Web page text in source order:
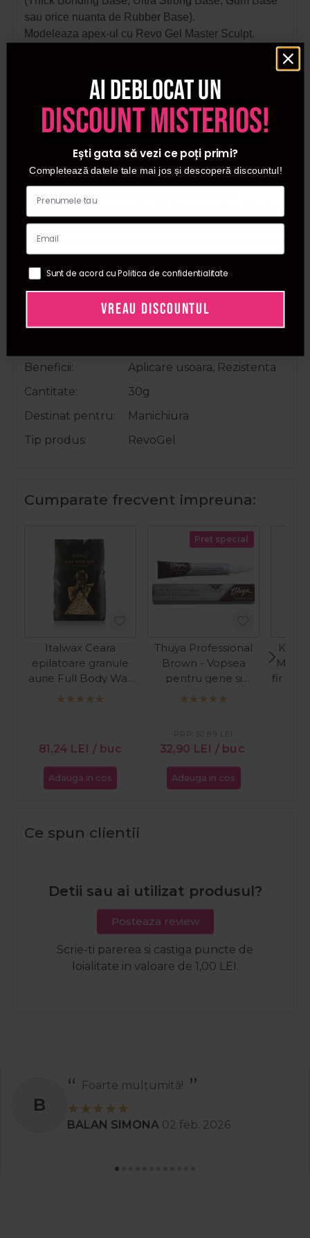
sau orice nuanta de Rubber Base).
Modeleaza apex-ul cu Revo Gel Master Sculpt.
Incearca Revo Gel Master Sculpt si transforma
fiecare manichiura intr-o opera de arta durabila si
impecabila!
Toate produsele achizitionate de pe site-ul nostru
sunt originale.
Detalii
SKU
C7915
RevoGel
Beneficii
Aplicare usoara, Rezistenta
Cantitate
30g
Destinat pentru
Manichiura
Tip produs
RevoGel
Cumparate frecvent impreuna:
Italwax Ceara
epilatoare granule
aurie Full Body Wax
Luxury Premium 1kg
81,24 LEI / buc
Adauga in cos
Pret special
Thuya Professional
Brown - Vopsea
pentru gene si
sprancene maro
32,90 LEI / buc
PRP: 50,89 LEI
Adauga in cos
fir
Ce spun clientii
Detii sau ai utilizat produsul?
Posteaza review
Scrie-ti parerea si castiga puncte de
loialitate in valoare de 1,00 LEI.
B
Foarte mulțumită!
BALAN SIMONA 02 feb. 2026
Ai deblocat un
discount misterios!
Ești gata să vezi ce poți primi?
Completează datele tale mai jos și descoperă discountul!
Sunt de acord cu Politica de confidentialitate
VREAU DISCOUNTUL